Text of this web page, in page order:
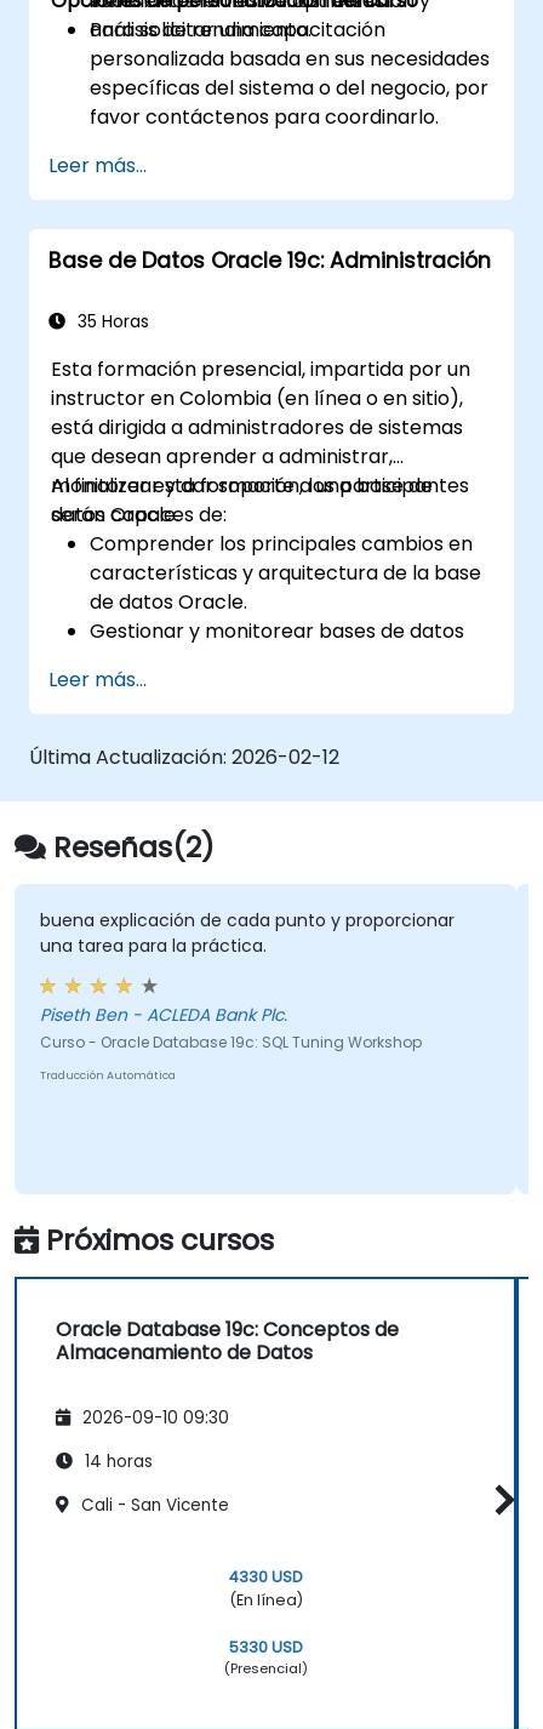
análisis de rendimiento.
Para solicitar una capacitación
personalizada basada en sus necesidades
específicas del sistema o del negocio, por
favor contáctenos para coordinarlo.
Leer más...
Base de Datos Oracle 19c: Administración
35 Horas
Esta formación presencial, impartida por un
instructor en Colombia (en línea o en sitio),
está dirigida a administradores de sistemas
que desean aprender a administrar,
monitorear y dar soporte a una base de
datos Oracle.
Al finalizar esta formación, los participantes
serán capaces de:
Comprender los principales cambios en
características y arquitectura de la base
de datos Oracle.
Gestionar y monitorear bases de datos
Optimizar el rendimiento de la base de
datos Oracle.
Leer más...
Última Actualización: 2026-02-12
Reseñas(2)
buena explicación de cada punto y proporcionar
una tarea para la práctica.
Piseth Ben - ACLEDA Bank Plc.
Curso - Oracle Database 19c: SQL Tuning Workshop
Traducción Automática
Próximos cursos
Oracle Database 19c: Conceptos de
Almacenamiento de Datos
2026-09-10 09:30
14 horas
Cali - San Vicente
4330 USD
(En línea)
5330 USD
(Presencial)